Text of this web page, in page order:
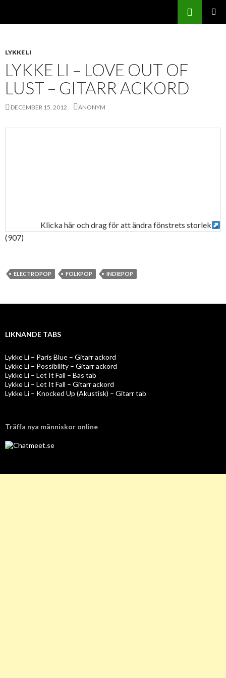
LYKKE LI
LYKKE LI – LOVE OUT OF
LUST – GITARR ACKORD
DECEMBER 15, 2012 ANONYM
Klicka här och drag för att ändra fönstrets storlek
(907)
ELECTROPOP FOLKPOP INDIEPOP
LIKNANDE TABS
Lykke Li – Paris Blue – Gitarr ackord
Lykke Li – Possibility – Gitarr ackord
Lykke Li – Let It Fall – Bas tab
Lykke Li – Let It Fall – Gitarr ackord
Lykke Li – Knocked Up (Akustisk) – Gitarr tab
Träffa nya människor online